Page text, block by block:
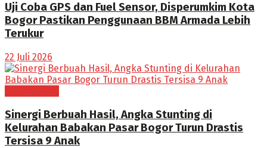
Uji Coba GPS dan Fuel Sensor, Disperumkim Kota
Bogor Pastikan Penggunaan BBM Armada Lebih
Terukur
22 Juli 2026
Sinergi Berbuah Hasil, Angka Stunting di
Kelurahan Babakan Pasar Bogor Turun Drastis
Tersisa 9 Anak